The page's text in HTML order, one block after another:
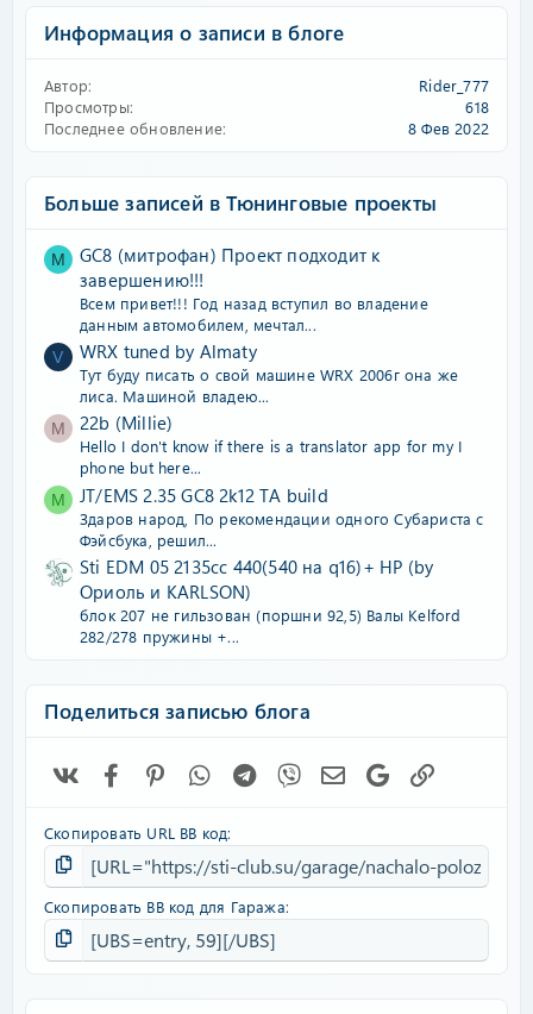
Информация о записи в блоге
Автор
Rider_777
Просмотры
618
Последнее обновление
8 Фев 2022
Больше записей в Тюнинговые проекты
М
GC8 (митрофан) Проект подходит к
завершению!!!
Всем привет!!! Год назад вступил во владение
данным автомобилем, мечтал...
V WRX tuned by Almaty
Тут буду писать о свой машине WRX 2006г она же
лиса. Машиной владею...
M 22b (Millie)
Hello I don't know if there is a translator app for my I
phone but here...
M JT/EMS 2.35 GC8 2k12 TA build
Здаров народ, По рекомендации одного Субариста с
Фэйсбука, pешил...
Sti EDM 05 2135cc 440(540 на q16)+ HP (by
Ориоль и KARLSON)
блок 207 не гильзован (поршни 92,5) Валы Kelford
282/278 пружины +...
Поделиться записью блога
FacebookPinterestWhatsAppTelegram
Viber Электронная почта
Google
Скопировать URL BB код
Скопировать BB код для Гаража